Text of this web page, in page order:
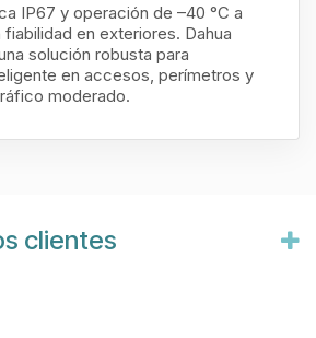
IP67 y operación de –40 °C a
fiabilidad en exteriores. Dahua
solución robusta para
en accesos, perímetros y
moderado.
clientes